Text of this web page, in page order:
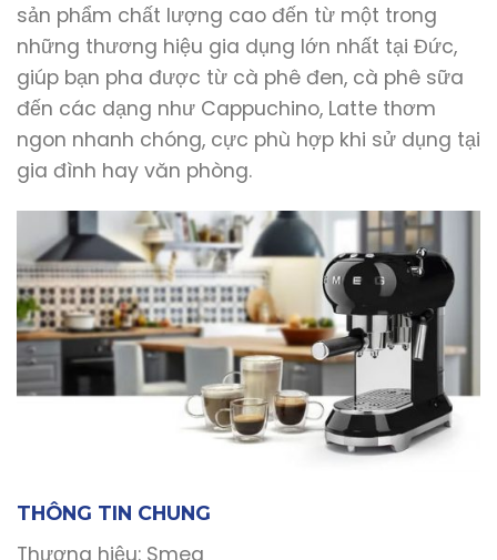
sản phẩm chất lượng cao đến từ một trong
những thương hiệu gia dụng lớn nhất tại Đức,
giúp bạn pha được từ cà phê đen, cà phê sữa
đến các dạng như Cappuchino, Latte thơm
ngon nhanh chóng, cực phù hợp khi sử dụng tại
gia đình hay văn phòng.
THÔNG TIN CHUNG
Thương hiệu: Smeg